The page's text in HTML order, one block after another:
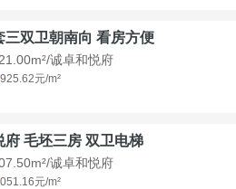
三双卫朝南向 看房方便
诚卓和悦府
元/m²
府 毛坯三房 双卫电梯
诚卓和悦府
元/m²